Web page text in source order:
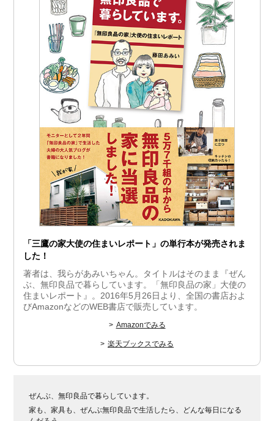
「三鷹の家大使の住まいレポート」の単行本が発売されま
した！
著者は、我らがあみいちゃん。タイトルはそのまま『ぜん
ぶ、無印良品で暮らしています。「無印良品の家」大使の
住まいレポート』。2016年5月26日より、全国の書店およ
びAmazonなどのWEB書店で販売しています。
Amazonでみる
楽天ブックスでみる
ぜんぶ、無印良品で暮らしています。
家も、家具も、ぜんぶ無印良品で生活したら、どんな毎日になる